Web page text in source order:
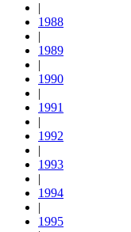
|
1988
|
1989
|
1990
|
1991
|
1992
|
1993
|
1994
|
1995